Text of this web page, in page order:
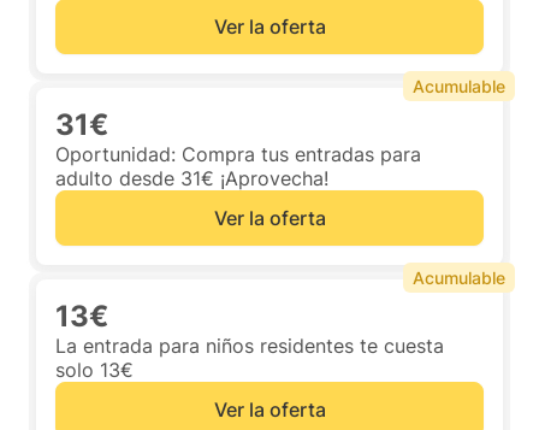
Ver la oferta
31€
Oportunidad: Compra tus entradas para
adulto desde 31€ ¡Aprovecha!
Ver la oferta
Acumulable
13€
La entrada para niños residentes te cuesta
solo 13€
Ver la oferta
Acumulable